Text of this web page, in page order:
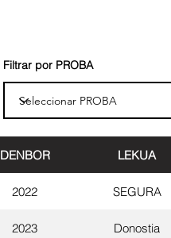
Filtrar por PROBA
DENBOR LEKUA
2022 SEGURA
2023 Donostia